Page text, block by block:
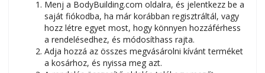
Menj a BodyBuilding.com oldalra, és jelentkezz be a
saját fiókodba, ha már korábban regisztráltál, vagy
hozz létre egyet most, hogy könnyen hozzáférhess
a rendelésedhez, és módosíthass rajta.
Adja hozzá az összes megvásárolni kívánt terméket
a kosárhoz, és nyissa meg azt.